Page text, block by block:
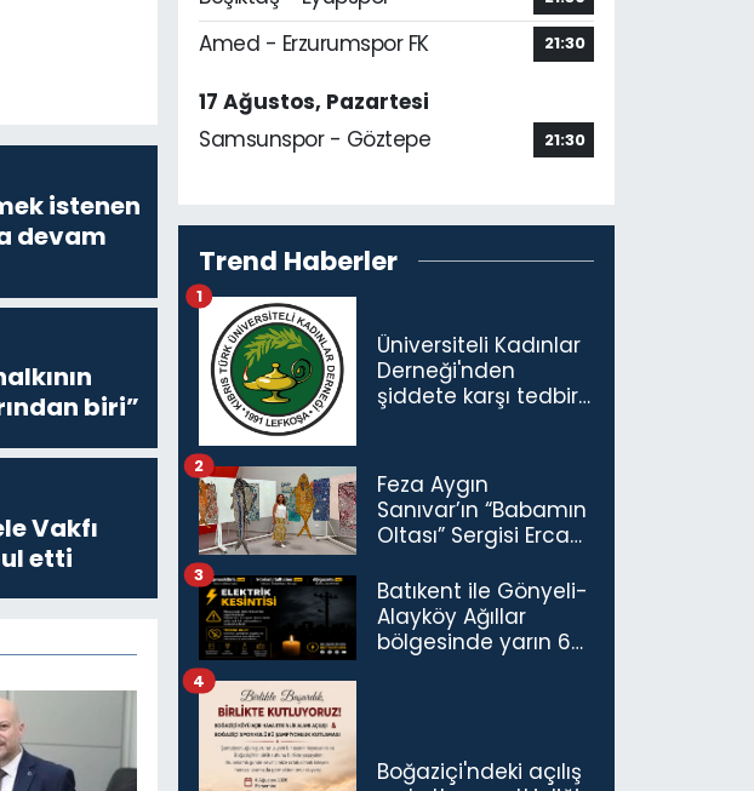
istenen
devam
biri”
Vakfı
etti
Amed - Erzurumspor FK 21:30
17 Ağustos, Pazartesi
Samsunspor - Göztepe
21:30
Trend Haberler
Üniversiteli Kadınlar
Derneği'nden
şiddete karşı tedbir
1
Feza Aygın
Sanıvar’ın “Babamın
Oltası” Sergisi Ercan
Açıldı
2
Batıkent ile Gönyeli-
Alayköy Ağıllar
bölgesinde yarın 6
3
Boğaziçi'ndeki açılış
4